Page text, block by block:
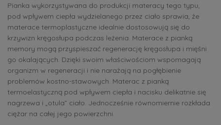
Pianka wykorzystywana do produkcji materacy tego typu,
pod wpływem ciepła wydzielanego przez ciało sprawia, że
materace termoplastyczne idealnie dostosowują się do
krzywizn kręgosłupa podczas leżenia. Materace z pianką
memory mogą przyspieszać regenerację kręgosłupa i mięśni
go okalających. Dzięki swoim właściwościom wspomagają
organizm w regeneracji i nie narażają na pogłębienie
problemów kostno-stawowych. Materac z pianką
termoelastyczną pod wpływem ciepła i nacisku delikatnie się
nagrzewa i „otula” ciało. Jednocześnie równomiernie rozkłada
ciężar na całej jego powierzchni.